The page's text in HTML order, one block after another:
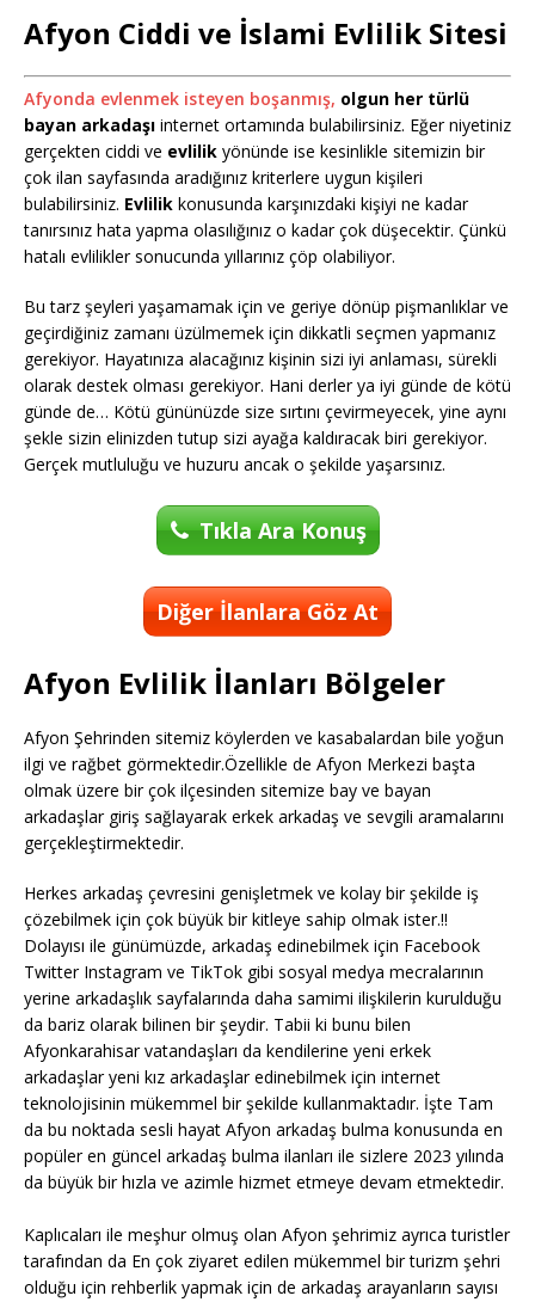
Afyon Ciddi ve İslami Evlilik Sitesi
Afyonda evlenmek isteyen boşanmış, olgun her türlü
bayan arkadaşı internet ortamında bulabilirsiniz. Eğer niyetiniz
gerçekten ciddi ve evlilik yönünde ise kesinlikle sitemizin bir
çok ilan sayfasında aradığınız kriterlere uygun kişileri
bulabilirsiniz. Evlilik konusunda karşınızdaki kişiyi ne kadar
tanırsınız hata yapma olasılığınız o kadar çok düşecektir. Çünkü
hatalı evlilikler sonucunda yıllarınız çöp olabiliyor.
Bu tarz şeyleri yaşamamak için ve geriye dönüp pişmanlıklar ve
geçirdiğiniz zamanı üzülmemek için dikkatli seçmen yapmanız
gerekiyor. Hayatınıza alacağınız kişinin sizi iyi anlaması, sürekli
olarak destek olması gerekiyor. Hani derler ya iyi günde de kötü
günde de… Kötü gününüzde size sırtını çevirmeyecek, yine aynı
şekle sizin elinizden tutup sizi ayağa kaldıracak biri gerekiyor.
Gerçek mutluluğu ve huzuru ancak o şekilde yaşarsınız.
Tıkla Ara Konuş
Diğer İlanlara Göz At
Afyon Evlilik İlanları Bölgeler
Afyon Şehrinden sitemiz köylerden ve kasabalardan bile yoğun
ilgi ve rağbet görmektedir.Özellikle de Afyon Merkezi başta
olmak üzere bir çok ilçesinden sitemize bay ve bayan
arkadaşlar giriş sağlayarak erkek arkadaş ve sevgili aramalarını
gerçekleştirmektedir.
Herkes arkadaş çevresini genişletmek ve kolay bir şekilde iş
çözebilmek için çok büyük bir kitleye sahip olmak ister.!!
Dolayısı ile günümüzde, arkadaş edinebilmek için Facebook
Twitter Instagram ve TikTok gibi sosyal medya mecralarının
yerine arkadaşlık sayfalarında daha samimi ilişkilerin kurulduğu
da bariz olarak bilinen bir şeydir. Tabii ki bunu bilen
Afyonkarahisar vatandaşları da kendilerine yeni erkek
arkadaşlar yeni kız arkadaşlar edinebilmek için internet
teknolojisinin mükemmel bir şekilde kullanmaktadır. İşte Tam
da bu noktada sesli hayat Afyon arkadaş bulma konusunda en
popüler en güncel arkadaş bulma ilanları ile sizlere 2023 yılında
da büyük bir hızla ve azimle hizmet etmeye devam etmektedir.
Kaplıcaları ile meşhur olmuş olan Afyon şehrimiz ayrıca turistler
tarafından da En çok ziyaret edilen mükemmel bir turizm şehri
olduğu için rehberlik yapmak için de arkadaş arayanların sayısı